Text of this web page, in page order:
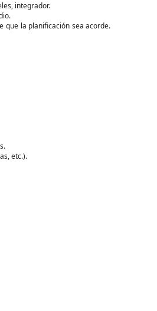
integrador.
que la planificación sea acorde.
etc.).